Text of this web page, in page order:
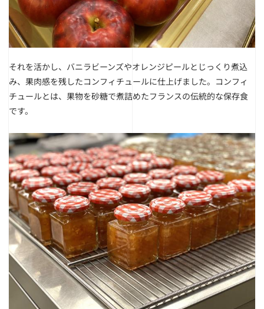
それを活かし、バニラビーンズやオレンジピールとじっくり煮込
み、果肉感を残したコンフィチュールに仕上げました。コンフィ
チュールとは、果物を砂糖で煮詰めたフランスの伝統的な保存食
です。